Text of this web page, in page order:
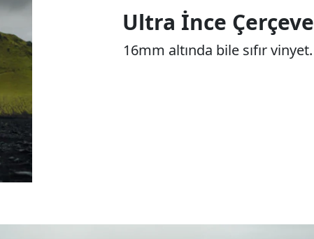
Ultra İnce Çerçeve
16mm altında bile sıfır vinyet.